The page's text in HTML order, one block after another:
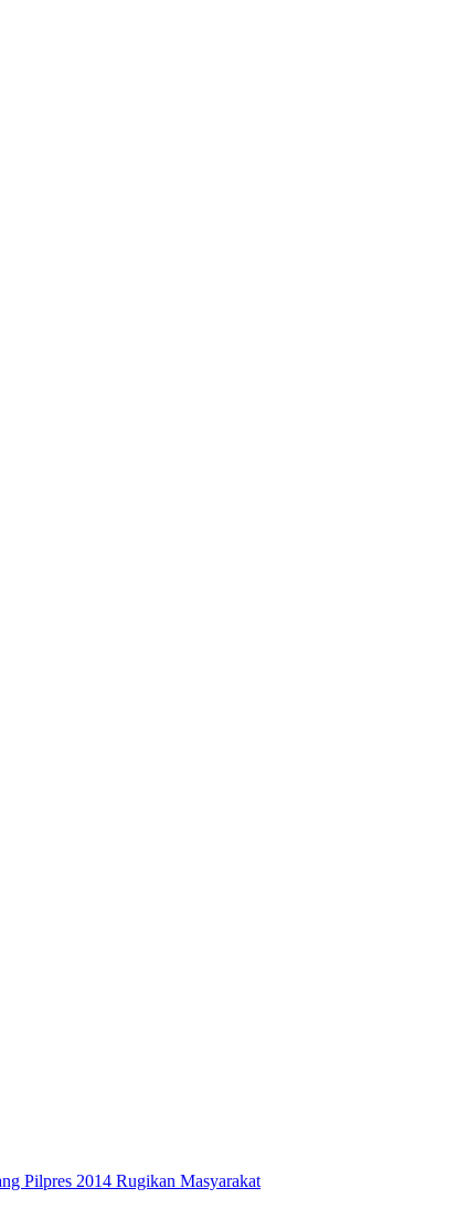
Pilpres 2014 Rugikan Masyarakat